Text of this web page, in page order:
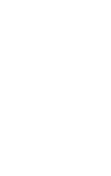
fahrradgebundenen